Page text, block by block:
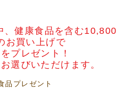
、健康食品を含む10,800
お買い上げで
プレゼント！
選びいただけます。